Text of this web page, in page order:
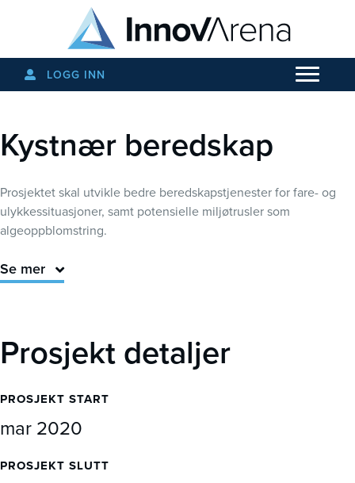
LOGG INN
Kystnær beredskap
Prosjektet skal utvikle bedre beredskapstjenester for fare- og
ulykkessituasjoner, samt potensielle miljøtrusler som
algeoppblomstring.
Se mer
Prosjekt detaljer
PROSJEKT START
mar 2020
PROSJEKT SLUTT